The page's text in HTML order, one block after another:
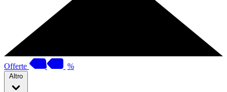
Offerte %
Altro